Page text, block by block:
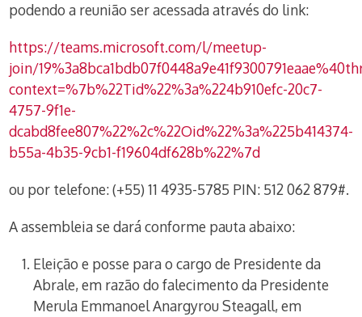
podendo a reunião ser acessada através do link:
https://teams.microsoft.com/l/meetup-
join/
context=%7b%22Tid%22%3a%224b910efc-20c7-
4757-9f1e-
dcabd8fee807%22%2c%22Oid%22%3a%225b414374-
b55a-4b35-9cb1-f19604df628b%22%7d
ou por telefone: (+55) 11 4935-5785 PIN: 512 062 879#.
A assembleia se dará conforme pauta abaixo:
Eleição e posse para o cargo de Presidente da
Abrale, em razão do falecimento da Presidente
Merula Emmanoel Anargyrou Steagall, em